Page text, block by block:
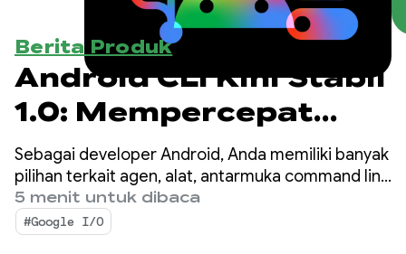
Berita Produk
Android CLI Kini Stabil
1.0: Mempercepat
pengembangan untuk
Android
menggunakan agen
Sebagai developer Android, Anda memiliki banyak
pilihan terkait agen, alat, antarmuka command line
(CLI), dan LLM yang Anda gunakan untuk
pengembangan aplikasi.
5 menit untuk dibaca
#Google I/O